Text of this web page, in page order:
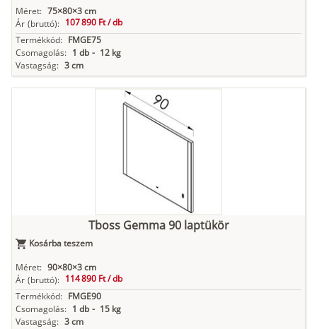
Méret: 75×80×3 cm
Ár (bruttó): 107 890 Ft /db
Termékkód: FMGE75
Csomagolás: 1 db - 12 kg
Vastagság: 3 cm
Tboss Gemma 90 laptükör
Kosárba teszem
Méret: 90×80×3 cm
Ár (bruttó): 114 890 Ft /db
Termékkód: FMGE90
Csomagolás: 1 db - 15 kg
Vastagság: 3 cm